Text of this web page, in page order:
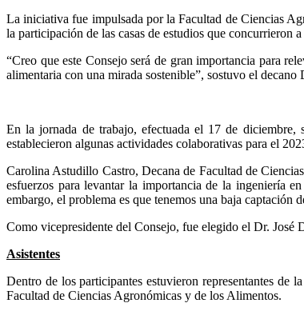
La iniciativa fue impulsada por la Facultad de Ciencias
la participación de las casas de estudios que concurrieron
“Creo que este Consejo será de gran importancia para
alimentaria con una mirada sostenible”, sostuvo el
En la jornada de trabajo, efectuada el 17 de diciembre,
establecieron algunas actividades colaborativas para el
Carolina Astudillo Castro, Decana de Facultad de
esfuerzos para levantar la importancia de la ingeniería
embargo, el problema es que tenemos una baja captación
Como vicepresidente del Consejo, fue elegido el Dr.
Asistentes
Dentro de los participantes estuvieron representantes
Facultad de Ciencias Agronómicas y de los Alimentos.